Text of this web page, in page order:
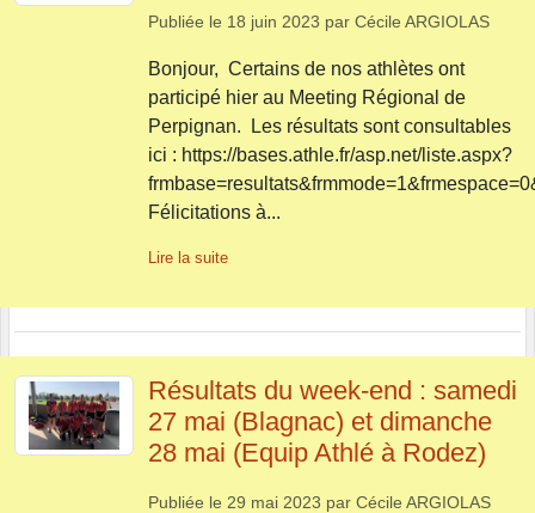
Publiée le 18 juin 2023 par Cécile ARGIOLAS
Bonjour, Certains de nos athlètes ont
participé hier au Meeting Régional de
Perpignan. Les résultats sont consultables
ici : https://bases.athle.fr/asp.net/liste.aspx?
Félicitations à...
Lire la suite
Résultats du week-end : samedi
27 mai (Blagnac) et dimanche
28 mai (Equip Athlé à Rodez)
Publiée le 29 mai 2023 par Cécile ARGIOLAS